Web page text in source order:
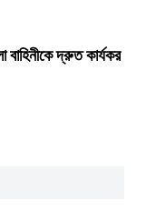
দ্রুত কার্যকর